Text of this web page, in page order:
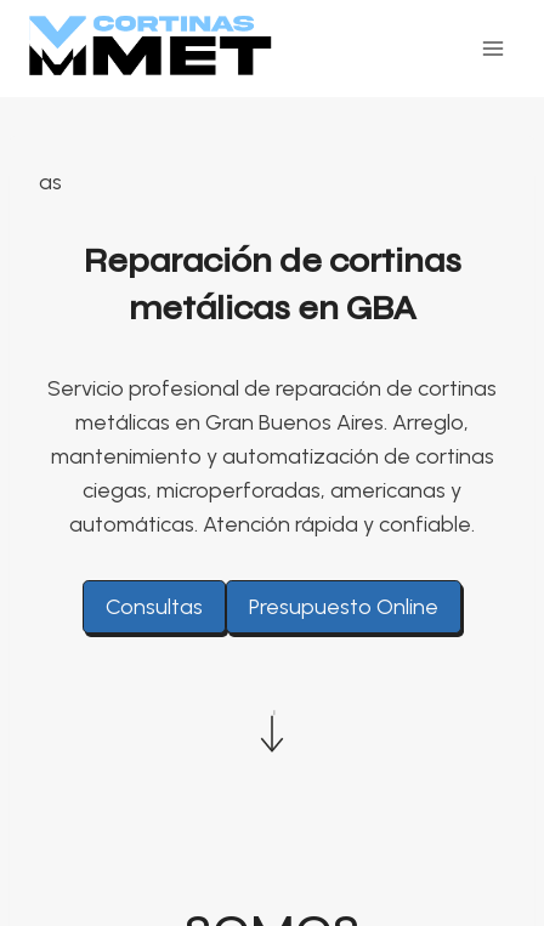
Skip
content
as
Reparación de cortinas
metálicas en GBA
Servicio profesional de reparación de cortinas
metálicas en Gran Buenos Aires. Arreglo,
mantenimiento y automatización de cortinas
ciegas, microperforadas, americanas y
automáticas. Atención rápida y confiable.
Consultas Presupuesto Online